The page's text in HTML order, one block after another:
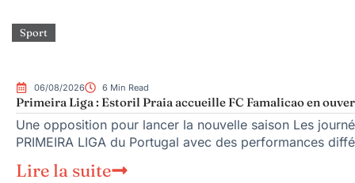
Sport
06/08/2026 6 Min Read
Primeira Liga : Estoril Praia accueille FC Famalicao en
Une opposition pour lancer la nouvelle saison Les
PRIMEIRA LIGA du Portugal avec des performances
Lire la suite